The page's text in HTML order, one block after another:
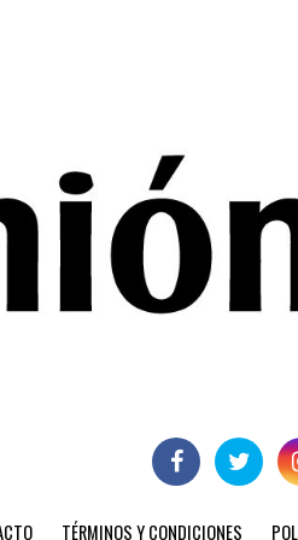
TÉRMINOS Y CONDICIONES